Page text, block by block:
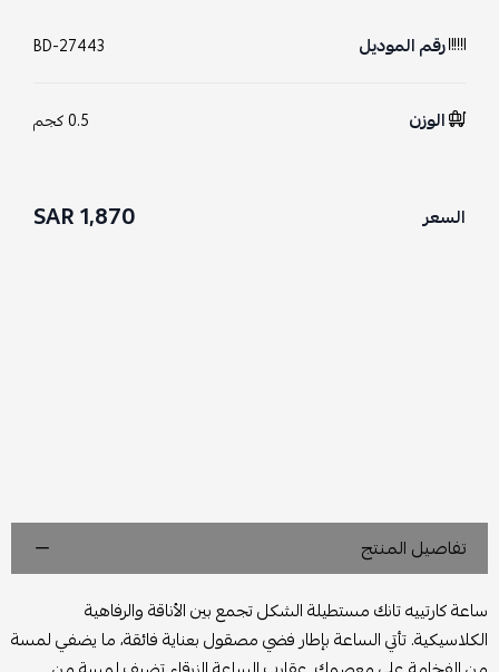
رقم الموديل BD-27443
الوزن 0.5 كجم
السعر 1,870 SAR
تفاصيل المنتج
ساعة كارتييه تانك مستطيلة الشكل تجمع بين الأناقة والرفاهية
الكلاسيكية. تأتي الساعة بإطار فضي مصقول بعناية فائقة، ما يضفي لمسة